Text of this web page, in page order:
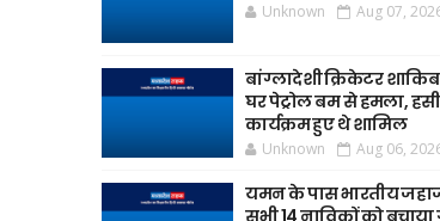
Unknown Aug 07,
बांग्लादेशी क्रिकेटर
घर पेट्रोल बम से हमला,
कार्यक्रम हुए थे शामिल
Unknown Aug 06,
यमन के पास भारतीय
सभी 14 नाविकों को